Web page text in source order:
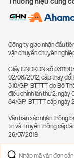
Công ty giao nhận đầu
vận chuyển chuyên
Giấy CNĐKDN số
02/08/2012, cấp thay đổi
310/GP-BTTTT do Bộ
điều chỉnh lần thứ 2:
84/GP-BTTTT cấp ngày
Văn bản xác nhận thông
tin và Truyền thông cấp
26/07/2019.